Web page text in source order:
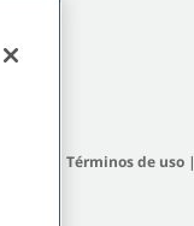
Términos de uso|